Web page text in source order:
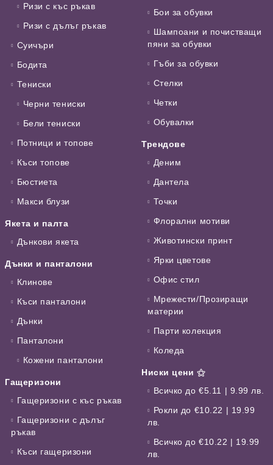
Ризи с къс ръкав
Ризи с дълъг ръкав
Суичъри
Бодита
Тениски
Черни тениски
Бели тениски
Потници и топове
Къси топове
Бюстиета
Макси блузи
Якета и палта
Дънкови якета
Дънки и панталони
Клинове
Къси панталони
Дънки
Панталони
Кожени панталони
Гащеризони
Гащеризони с къс ръкав
Гащеризони с дълъг
ръкав
Къси гащеризони
Бои за обувки
Шампоани и почистващи
пяни за обувки
Гъби за обувки
Стелки
Четки
Обувалки
Трендове
Деним
Дантела
Точки
Флорални мотиви
Животински принт
Ярки цветове
Офис стил
Мрежести/Прозиращи
материи
Парти колекция
Коледа
Ниски цени ⚝
Всичко до €5.11 | 9.99 лв.
Рокли до €10.22 | 19.99
лв.
Всичко до €10.22 | 19.99
лв.